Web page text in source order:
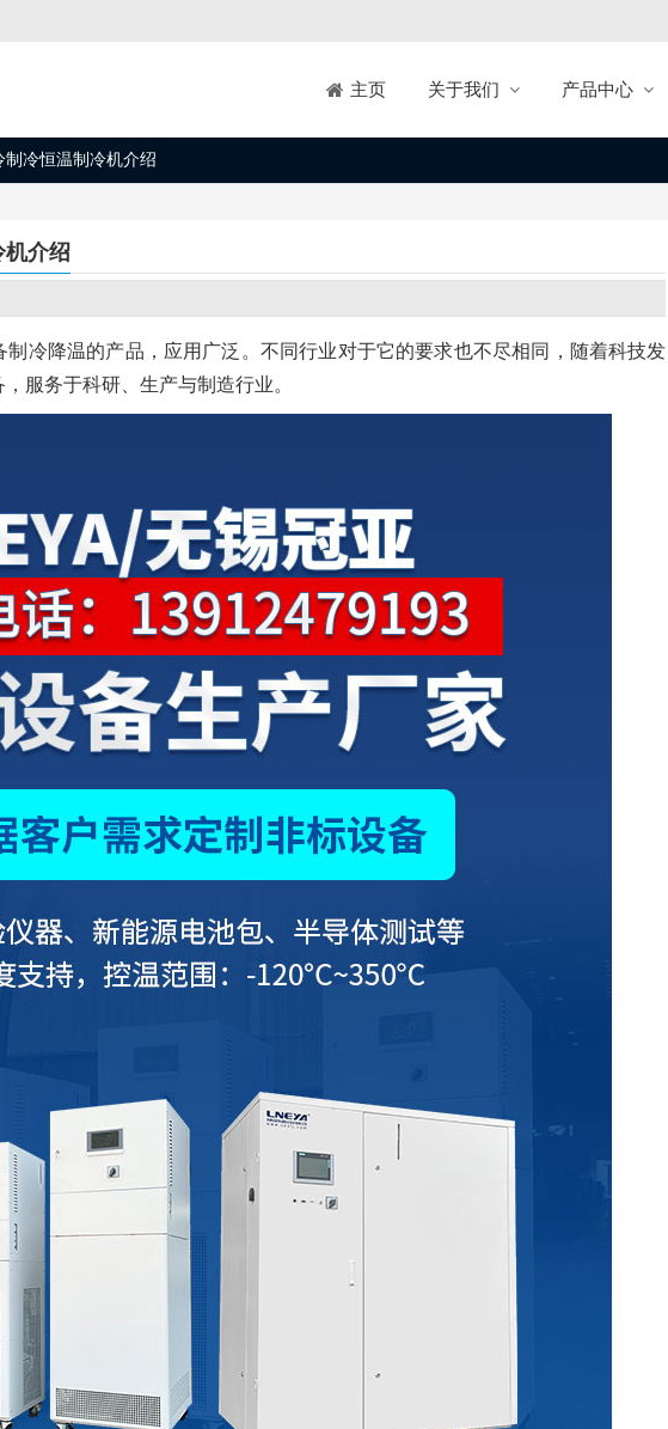
主页 关于我们 产品中心
冷恒温制冷机介绍
机介绍
冷降温的产品，应用广泛。不同行业对于它的要求也不尽相同，随着科技发
服务于科研、生产与制造行业。